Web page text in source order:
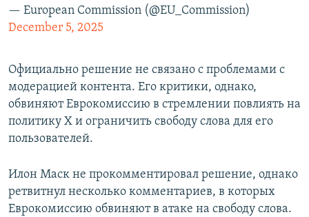
— European Commission (@EU_Commission)
December 5, 2025
Официально решение не связано с проблемами с
модерацией контента. Его критики, однако,
обвиняют Еврокомиссию в стремлении повлиять на
политику X и ограничить свободу слова для его
пользователей.
Илон Маск не прокомментировал решение, однако
ретвитнул несколько комментариев, в которых
Еврокомиссию обвиняют в атаке на свободу слова.